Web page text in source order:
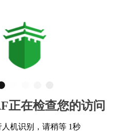
正在检查您的访问
人机识别，请稍等 1秒